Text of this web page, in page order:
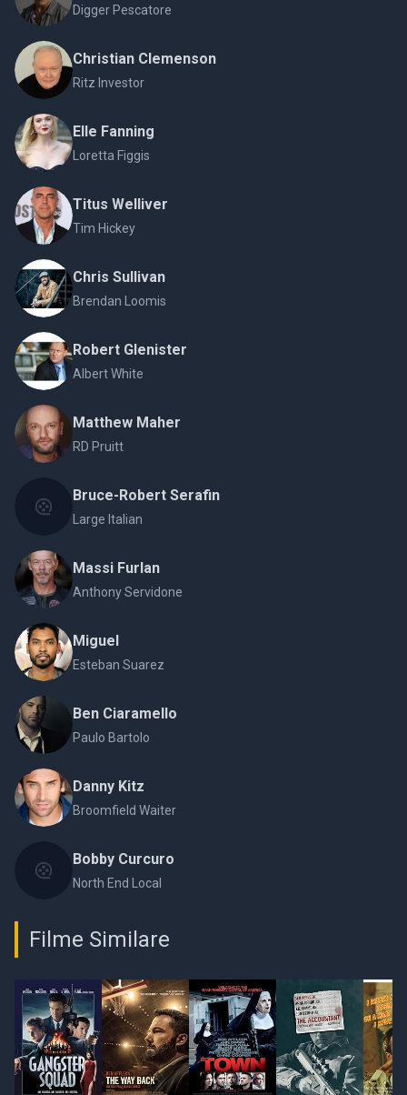
Digger Pescatore
Christian Clemenson
Ritz Investor
Elle Fanning
Loretta Figgis
Titus Welliver
Tim Hickey
Chris Sullivan
Brendan Loomis
Robert Glenister
Albert White
Matthew Maher
RD Pruitt
Bruce-Robert Serafin
Large Italian
Massi Furlan
Anthony Servidone
Miguel
Esteban Suarez
Ben Ciaramello
Paulo Bartolo
Danny Kitz
Broomfield Waiter
Bobby Curcuro
North End Local
Filme Similare